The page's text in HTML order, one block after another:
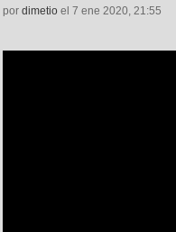
por dimetio el 7 ene 2020, 21:55